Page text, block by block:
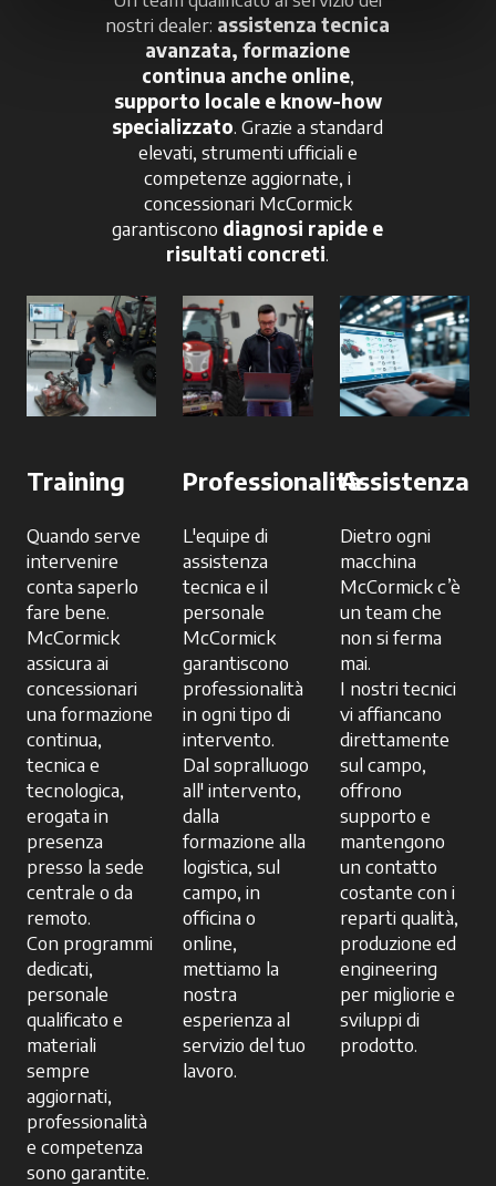
nostri dealer: assistenza tecnica
avanzata, formazione
continua anche online,
supporto locale e know-how
specializzato. Grazie a standard
elevati, strumenti ufficiali e
competenze aggiornate, i
concessionari McCormick
garantiscono diagnosi rapide e
risultati concreti.
Training
Quando serve
intervenire
conta saperlo
fare bene.
McCormick
assicura ai
concessionari
una formazione
continua,
tecnica e
tecnologica,
erogata in
presenza
presso la sede
centrale o da
remoto.
Con programmi
dedicati,
personale
qualificato e
materiali
sempre
aggiornati,
professionalità
e competenza
sono garantite.
Professionalità
L'equipe di
assistenza
tecnica e il
personale
McCormick
garantiscono
professionalità
in ogni tipo di
intervento.
Dal sopralluogo
all' intervento,
dalla
formazione alla
logistica, sul
campo, in
officina o
online,
mettiamo la
nostra
esperienza al
servizio del tuo
lavoro.
Assistenza
Dietro ogni
macchina
McCormick c’è
un team che
non si ferma
mai.
I nostri tecnici
vi affiancano
direttamente
sul campo,
offrono
supporto e
mantengono
un contatto
costante con i
reparti qualità,
produzione ed
engineering
per migliorie e
sviluppi di
prodotto.